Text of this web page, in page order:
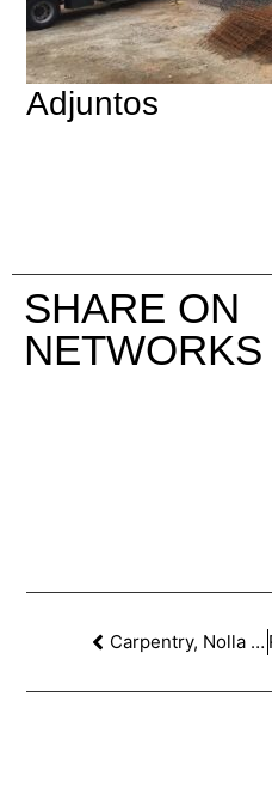
Adjuntos
SHARE ON
NETWORKS
Carpentry, Nolla mosaic and Catalan volta recovered in this rehabilitation in Eixample.